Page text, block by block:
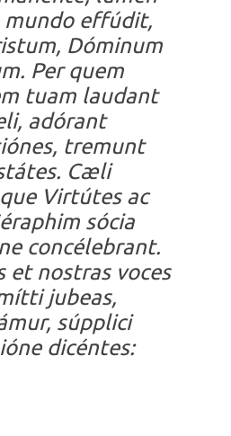
effúdit,
Dóminum
Per quem
tuam laudant
adórant
tremunt
Cæli
Virtútes ac
sócia
concélebrant.
et nostras voces
jubeas,
súpplici
dicéntes: